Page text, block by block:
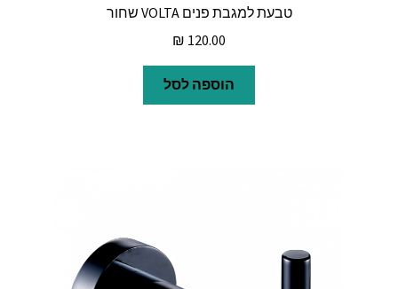
טבעת למגבת פנים VOLTA שחור
₪ 120.00
הוספה לסל